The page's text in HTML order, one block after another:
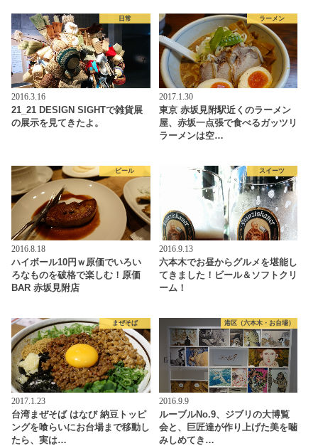
日常
2016.3.16
21_21 DESIGN SIGHTで雑貨展
の展示を見てきたよ。
ラーメン
2017.1.30
東京 赤坂見附駅近くのラーメン
屋、赤坂一点張で食べるガッツリ
ラーメンは空…
ビール
2016.8.18
ハイボール10円ｗ原価でいろい
ろなものを破格で楽しむ！原価
BAR 赤坂見附店
スイーツ
2016.9.13
六本木でお昼からグルメを堪能し
てきました！ビール＆ソフトクリ
ーム！
まぜそば
2017.1.23
台湾まぜそば はなび 納豆トッピ
ングを喰らいにお台場まで移動し
たら、実は…
港区（六本木・お台場）
2016.9.9
ルーブルNo.9、ジブリの大博覧
会と、巨匠達が作り上げた美を噛
みしめてき…